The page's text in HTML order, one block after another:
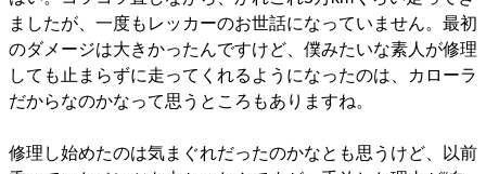
ましたが、一度もレッカーのお世話になっていません。最初
のダメージは大きかったんですけど、僕みたいな素人が修理
しても止まらずに走ってくれるようになったのは、カローラ
だからなのかなって思うところもありますね。
修理し始めたのは気まぐれだったのかなとも思うけど、以前